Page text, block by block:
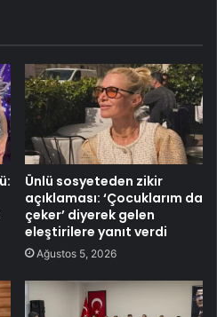
Ünlü sosyeteden zikir
açıklaması: ‘Çocuklarım da
çeker’ diyerek gelen
eleştirilere yanıt verdi
Ağustos 5, 2026